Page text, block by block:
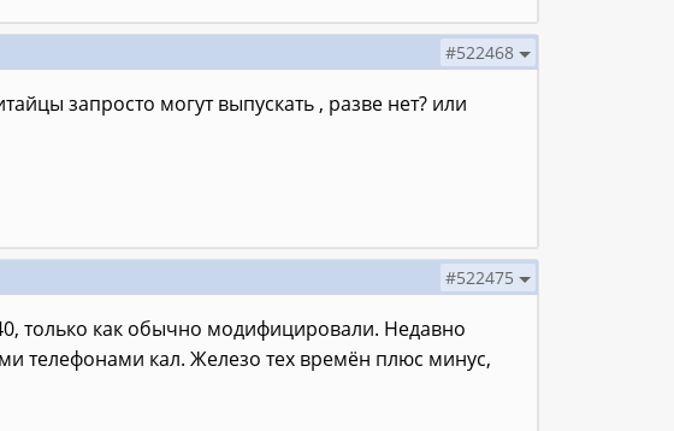
#522468
запросто могут выпускать , разве нет? или
#522475
только как обычно модифицировали. Недавно
телефонами кал. Железо тех времён плюс минус,